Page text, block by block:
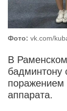
Фото: vk.com/
В
бадминтону
поражением
аппарата.